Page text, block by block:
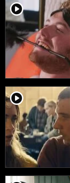
player2
player2